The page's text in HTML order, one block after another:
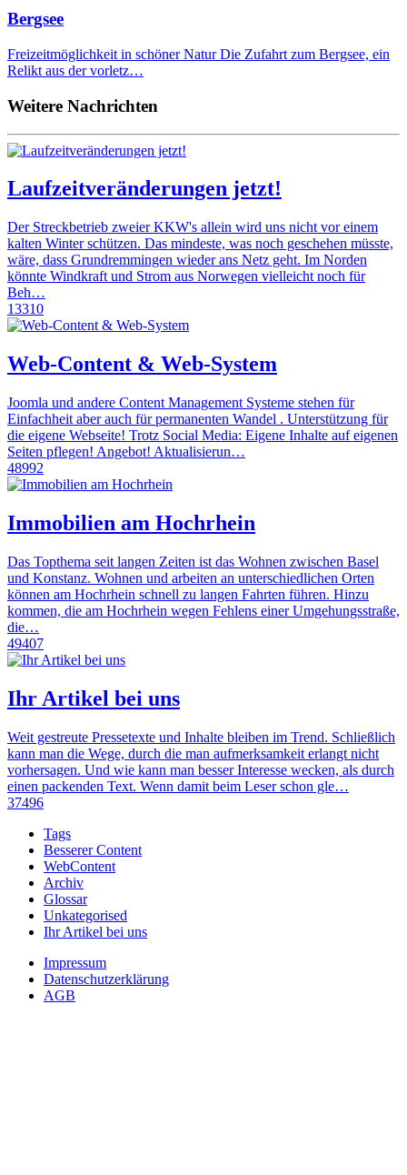
Bergsee
Freizeitmöglichkeit in schöner Natur Die Zufahrt zum Bergsee, ein
Relikt aus der vorletz…
Weitere Nachrichten
Laufzeitveränderungen jetzt!
Der Streckbetrieb zweier KKW's allein wird uns nicht vor einem
kalten Winter schützen. Das mindeste, was noch geschehen müsste,
wäre, dass Grundremmingen wieder ans Netz geht. Im Norden
könnte Windkraft und Strom aus Norwegen vielleicht noch für
Beh…
13310
Web-Content & Web-System
Joomla und andere Content Management Systeme stehen für
Einfachheit aber auch für permanenten Wandel . Unterstützung für
die eigene Webseite! Trotz Social Media: Eigene Inhalte auf eigenen
Seiten pflegen! Angebot! Aktualisierun…
48992
Immobilien am Hochrhein
Das Topthema seit langen Zeiten ist das Wohnen zwischen Basel
und Konstanz. Wohnen und arbeiten an unterschiedlichen Orten
können am Hochrhein schnell zu langen Fahrten führen. Hinzu
kommen, die am Hochrhein wegen Fehlens einer Umgehungsstraße,
die…
49407
Ihr Artikel bei uns
Weit gestreute Pressetexte und Inhalte bleiben im Trend. Schließlich
kann man die Wege, durch die man aufmerksamkeit erlangt nicht
vorhersagen. Und wie kann man besser Interesse wecken, als durch
einen packenden Text. Wenn damit beim Leser schon gle…
37496
Tags
Besserer Content
WebContent
Archiv
Glossar
Unkategorised
Ihr Artikel bei uns
Impressum
Datenschutzerklärung
AGB